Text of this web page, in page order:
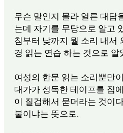
무슨 말인지 몰라 얼른 대답
는데 자기를 무당으로 알고
침부터 낮까지 뭘 소리 내서
경 읽는 연습 하는 것으로 알
여성의 한문 읽는 소리뿐만
대가가 성독한 테이프를 집
이 질겁해서 묻더라는 것이
불이냐는 뜻으로.